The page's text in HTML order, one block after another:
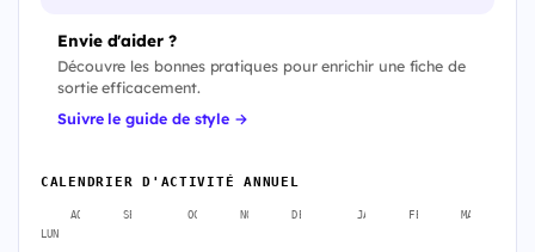
Envie d'aider ?
Découvre les bonnes pratiques pour enrichir une fiche de
sortie efficacement.
Suivre le guide de style →
CALENDRIER D'ACTIVITÉ ANNUEL
AOÛT SEPT. OCT. NOV. DÉC. JANV. FÉVR. MARS
LUN